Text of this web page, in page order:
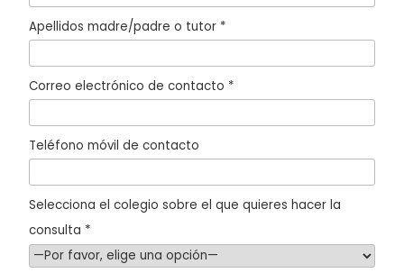
Apellidos madre/padre o tutor *
Correo electrónico de contacto *
Teléfono móvil de contacto
Selecciona el colegio sobre el que quieres hacer la
consulta *